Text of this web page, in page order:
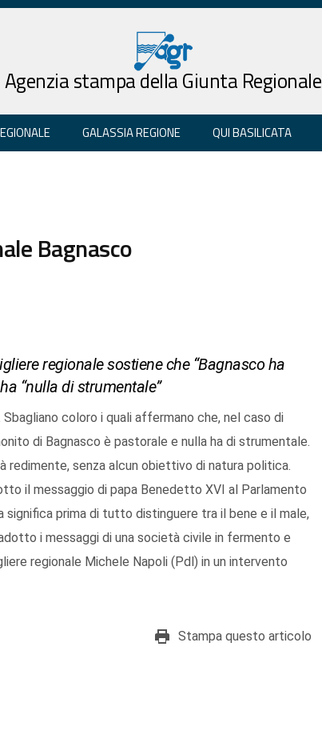
Agenzia stampa della Giunta Regionale
GALASSIA REGIONE QUI BASILICATA
Bagnasco
regionale sostiene che “Bagnasco ha
“nulla di strumentale”
Sbagliano coloro i quali affermano che, nel caso di
di Bagnasco è pastorale e nulla ha di strumentale.
redimente, senza alcun obiettivo di natura politica.
il messaggio di papa Benedetto XVI al Parlamento
prima di tutto distinguere tra il bene e il male,
i messaggi di una società civile in fermento e
regionale Michele Napoli (Pdl) in un intervento
Stampa questo articolo